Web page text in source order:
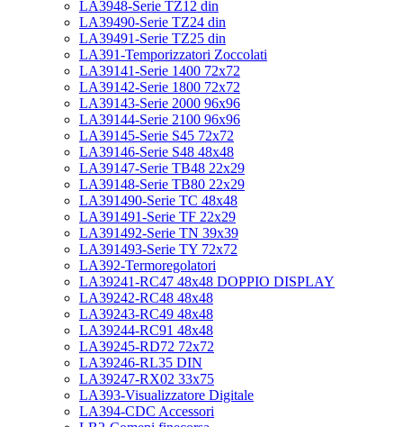
LA3948-Serie TZ12 din
LA39490-Serie TZ24 din
LA39491-Serie TZ25 din
LA391-Temporizzatori Zoccolati
LA39141-Serie 1400 72x72
LA39142-Serie 1800 72x72
LA39143-Serie 2000 96x96
LA39144-Serie 2100 96x96
LA39145-Serie S45 72x72
LA39146-Serie S48 48x48
LA39147-Serie TB48 22x29
LA39148-Serie TB80 22x29
LA391490-Serie TC 48x48
LA391491-Serie TF 22x29
LA391492-Serie TN 39x39
LA391493-Serie TY 72x72
LA392-Termoregolatori
LA39241-RC47 48x48 DOPPIO DISPLAY
LA39242-RC48 48x48
LA39243-RC49 48x48
LA39244-RC91 48x48
LA39245-RD72 72x72
LA39246-RL35 DIN
LA39247-RX02 33x75
LA393-Visualizzatore Digitale
LA394-CDC Accessori